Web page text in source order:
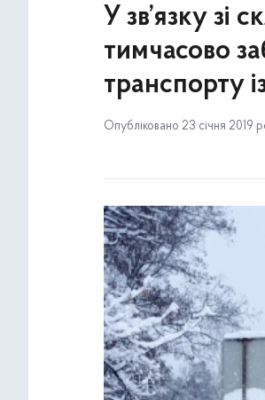
У зв’язку зі
тимчасово
транспорту
Опубліковано 23 січня 2019